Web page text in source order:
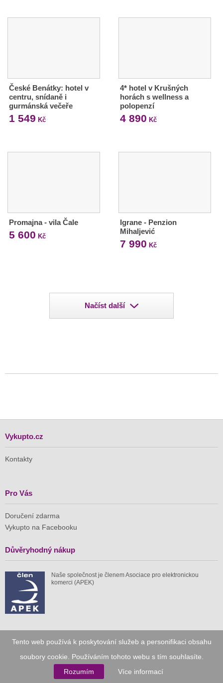
Tento web používá k poskytování služeb a personifikaci obsahu
soubory cookie. Používáním tohoto webu s tím souhlasíte.
Rozumím
Více informací
České Benátky: hotel v
centru, snídaně i
gurmánská večeře
1 549 Kč
4* hotel v Krušných
horách s wellness a
polopenzí
4 890 Kč
Promajna - vila Čale
5 600 Kč
Igrane - Penzion
Mihaljević
7 990 Kč
Načíst další
Vykupto.cz
Kontakty
Pro Vás
Doručení zdarma
Vykupto na Facebooku
Důvěryhodný nákup
Naše společnost je členem Asociace pro elektronickou
komerci (APEK)
59 tis.
spuštěných nabídek
1 511 mil.